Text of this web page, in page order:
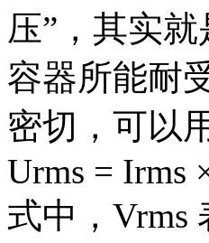
压”，其实
容器所能耐
密切，可以
Urms = Irms
式中，Vrms